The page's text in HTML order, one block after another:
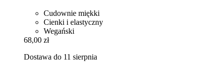
Cudownie miękki
Cienki i elastyczny
Wegański
68,00 zł
Dostawa do 11 sierpnia